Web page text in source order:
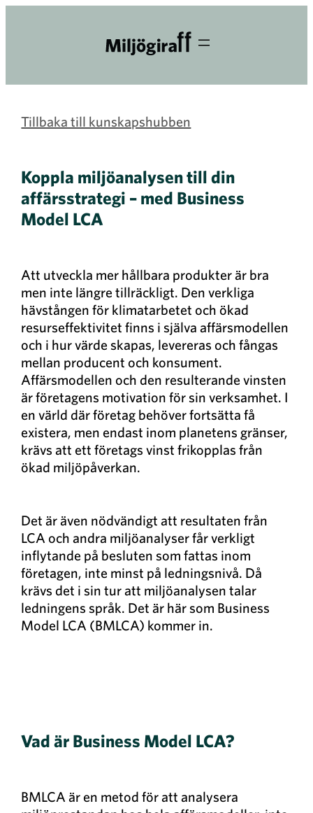
Tillbaka till kunskapshubben
Koppla miljöanalysen till din
affärsstrategi – med Business
Model LCA
Att utveckla mer hållbara produkter är bra
men inte längre tillräckligt. Den verkliga
hävstången för klimatarbetet och ökad
resurseffektivitet finns i själva affärsmodellen
och i hur värde skapas, levereras och fångas
mellan producent och konsument.
Affärsmodellen och den resulterande vinsten
är företagens motivation för sin verksamhet. I
en värld där företag behöver fortsätta få
existera, men endast inom planetens gränser,
krävs att ett företags vinst frikopplas från
ökad miljöpåverkan.
Det är även nödvändigt att resultaten från
LCA och andra miljöanalyser får verkligt
inflytande på besluten som fattas inom
företagen, inte minst på ledningsnivå. Då
krävs det i sin tur att miljöanalysen talar
ledningens språk. Det är här som Business
Model LCA (BMLCA) kommer in.
Vad är Business Model LCA?
BMLCA är en metod för att analysera